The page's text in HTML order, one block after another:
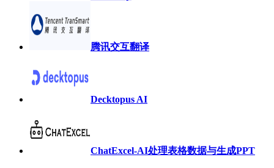
腾讯交互翻译
Decktopus AI
ChatExcel-AI处理表格数据与生成PPT